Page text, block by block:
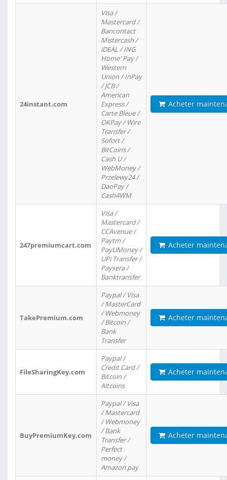
24instant.com
Visa /
Mastercard /
Bancontact
Mistercash /
iDEAL / ING
Home' Pay /
Western
Union / InPay
/ JCB /
American
Express /
Carte Bleue /
OKPay / Wire
Transfer /
Sofort /
BitCoins /
Cash U /
WebMoney /
Przelewy24 /
DaoPay /
Cash4WM
Acheter
247premiumcart.com
Visa /
Mastercard /
CCAvenue /
Paytm /
PayUMoney /
UPi Transfer /
Paysera /
Banktransfer
Acheter
TakePremium.com
Paypal / Visa
/ MasterCard
/ Webmoney
/ Bitcoin /
Bank
Transfer
Acheter
FileSharingKey.com
Paypal /
Credit Card /
Bitcoin /
Altcoins
Acheter
BuyPremiumKey.com
Paypal / Visa
/ Mastercard
/ Webmoney
/ Bank
Transfer /
Perfect
money /
Amazon pay
Acheter